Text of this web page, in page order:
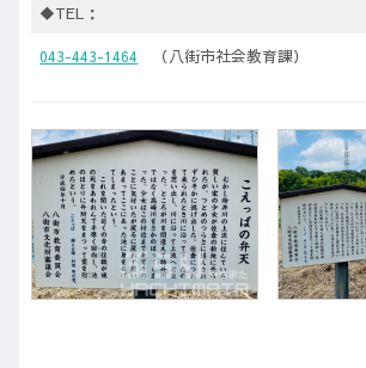
◆TEL：
043-443-1464 （八街市社会教育課）